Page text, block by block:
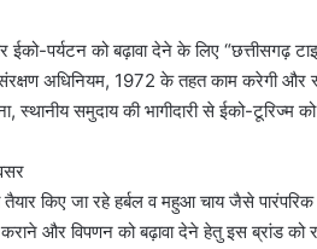
पर्यटन को बढ़ावा देने के लिए “छत्तीसगढ़
संरक्षण अधिनियम, 1972 के तहत काम करेगी और
स्थानीय समुदाय की भागीदारी से ईको-टूरिज्म
तैयार किए जा रहे हर्बल व महुआ चाय जैसे
और विपणन को बढ़ावा देने हेतु इस ब्रांड